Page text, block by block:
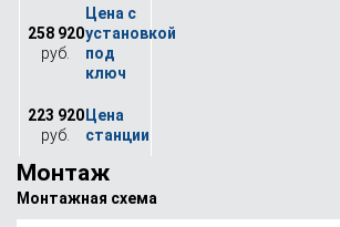
258 920
руб.
223 920
руб.
Монтаж
Монтажная схема